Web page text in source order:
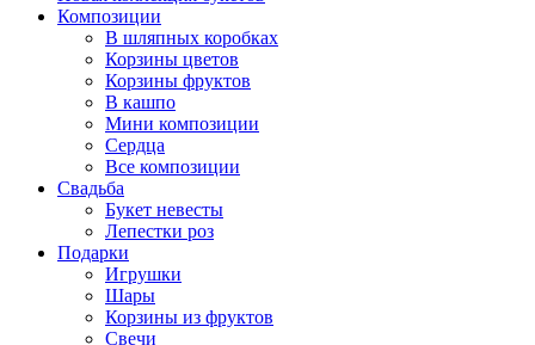
Композиции
В шляпных коробках
Корзины цветов
Корзины фруктов
В кашпо
Мини композиции
Сердца
Все композиции
Свадьба
Букет невесты
Лепестки роз
Подарки
Игрушки
Шары
Корзины из фруктов
Свечи